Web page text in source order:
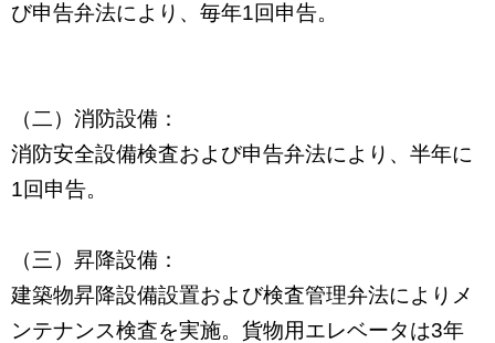
び申告弁法により、毎年1回申告。
（二）消防設備：
消防安全設備検査および申告弁法により、半年に
1回申告。
（三）昇降設備：
建築物昇降設備設置および検査管理弁法によりメ
ンテナンス検査を実施。貨物用エレベータは3年